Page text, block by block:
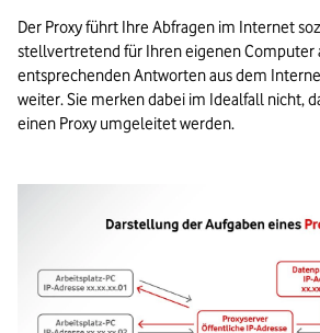
Der Proxy führt Ihre Abfragen im Internet
stellvertretend für Ihren eigenen Computer
entsprechenden Antworten aus dem
weiter. Sie merken dabei im Idealfall nicht,
einen Proxy umgeleitet werden.